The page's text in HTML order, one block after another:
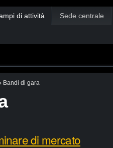
di attività Sede centrale
› Bandi di gara
di mercato